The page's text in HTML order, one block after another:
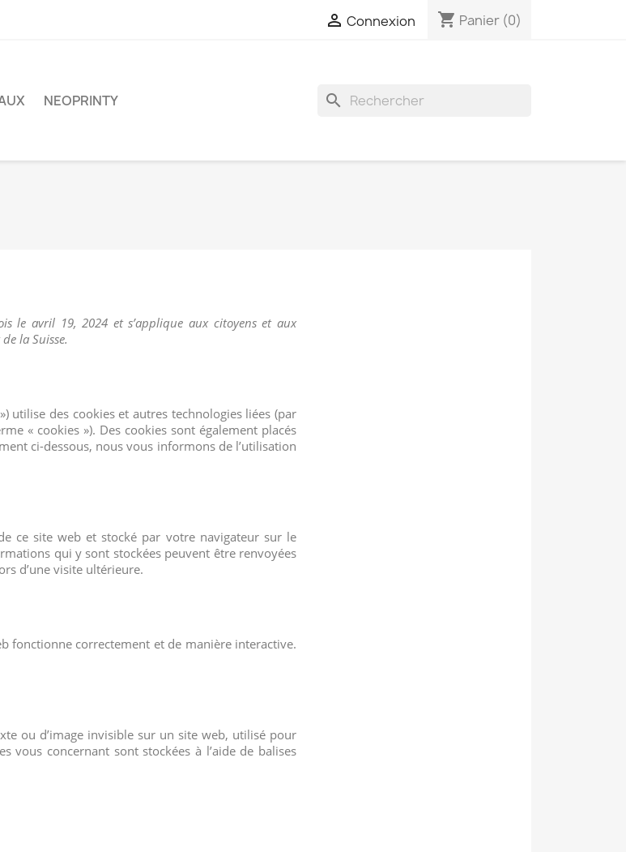
 Connexion shopping_cart Panier (0)
NEOPRINTY search
le avril 19, 2024 et s’applique aux citoyens et aux
la Suisse.
utilise des cookies et autres technologies liées (par
« cookies »). Des cookies sont également placés
ci-dessous, nous vous informons de l’utilisation
ce site web et stocké par votre navigateur sur le
qui y sont stockées peuvent être renvoyées
d’une visite ultérieure.
fonctionne correctement et de manière interactive.
ou d’image invisible sur un site web, utilisé pour
vous concernant sont stockées à l’aide de balises